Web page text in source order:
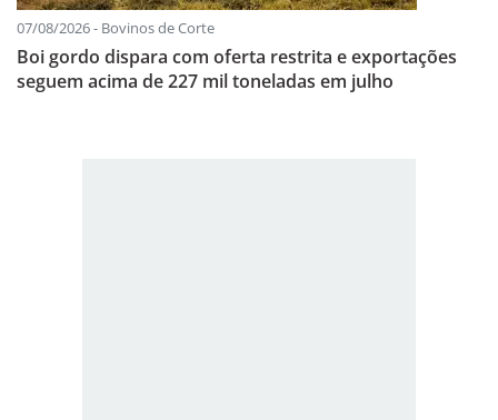
07/08/2026 - Bovinos de Corte
Boi gordo dispara com oferta restrita e exportações
seguem acima de 227 mil toneladas em julho